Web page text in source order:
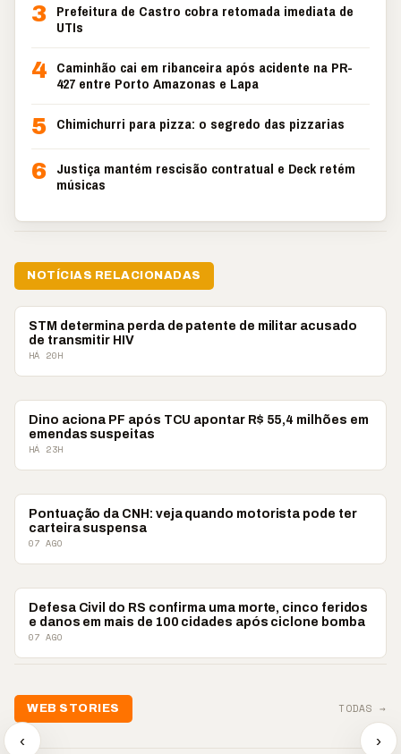
3 Prefeitura de Castro cobra retomada imediata de
UTIs
4 Caminhão cai em ribanceira após acidente na PR-
427 entre Porto Amazonas e Lapa
5 Chimichurri para pizza: o segredo das pizzarias
6 Justiça mantém rescisão contratual e Deck retém
músicas
NOTÍCIAS RELACIONADAS
BRASIL
STM determina perda de patente de militar acusado
de transmitir HIV
HÁ 20H
BRASIL
Dino aciona PF após TCU apontar R$ 55,4 milhões em
emendas suspeitas
HÁ 23H
BRASIL
Pontuação da CNH: veja quando motorista pode ter
carteira suspensa
07 AGO
BRASIL
Defesa Civil do RS confirma uma morte, cinco feridos
e danos em mais de 100 cidades após ciclone bomba
07 AGO
WEB STORIES TODAS →
‹
📢💜 Agosto Lilás
reforça combate à
violência contra a
mulher
📢 Noite
chega
oração
›